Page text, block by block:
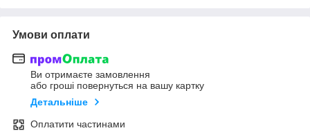
Умови оплати
Ви отримаєте замовлення
або гроші повернуться на вашу картку
Детальніше
Оплатити частинами